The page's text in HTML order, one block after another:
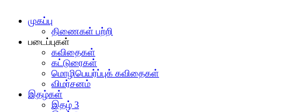
முகப்பு
திணைகள் பற்றி
படைப்புகள்
கவிதைகள்
கட்டுரைகள்
மொழிபெயர்ப்புக் கவிதைகள்
விமர்சனம்
இதழ்கள்
இதழ் 3